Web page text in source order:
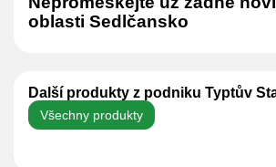
oblasti Sedlčansko
Další produkty z podniku Typtův
Všechny produkty